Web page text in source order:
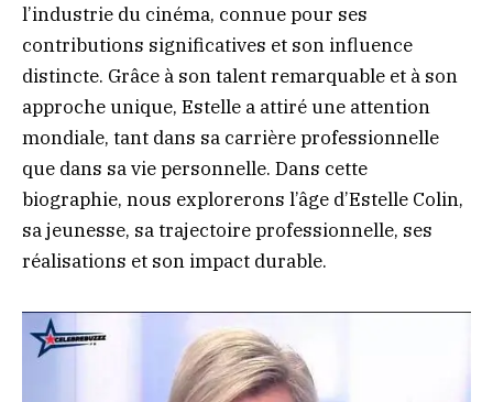
l’industrie du cinéma, connue pour ses
contributions significatives et son influence
distincte. Grâce à son talent remarquable et à son
approche unique, Estelle a attiré une attention
mondiale, tant dans sa carrière professionnelle
que dans sa vie personnelle. Dans cette
biographie, nous explorerons l’âge d’Estelle Colin,
sa jeunesse, sa trajectoire professionnelle, ses
réalisations et son impact durable.